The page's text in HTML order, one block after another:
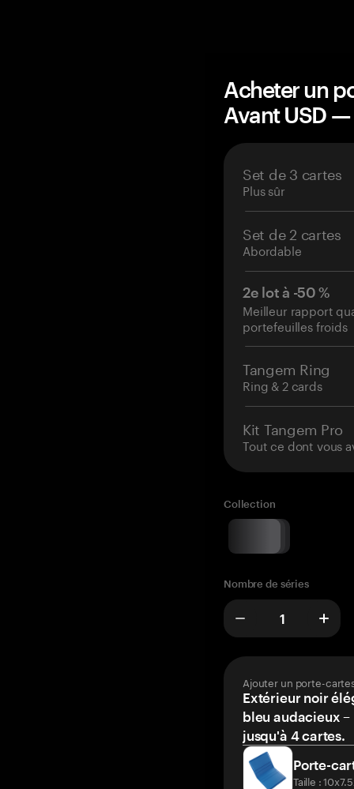
Acheter un
Avant USD
Set de 3 cartes
Plus sûr
Set de 2 cartes
Abordable
2e lot à -50 %
Meilleur rapport
portefeuilles froids
Tangem Ring
Ring & 2 cards
Kit Tangem Pro
Tout ce dont vous
Collection
Nombre de séries
Ajouter un porte-
Extérieur noir
bleu audacieux
jusqu'à 4 cartes.
Porte-
Taille :